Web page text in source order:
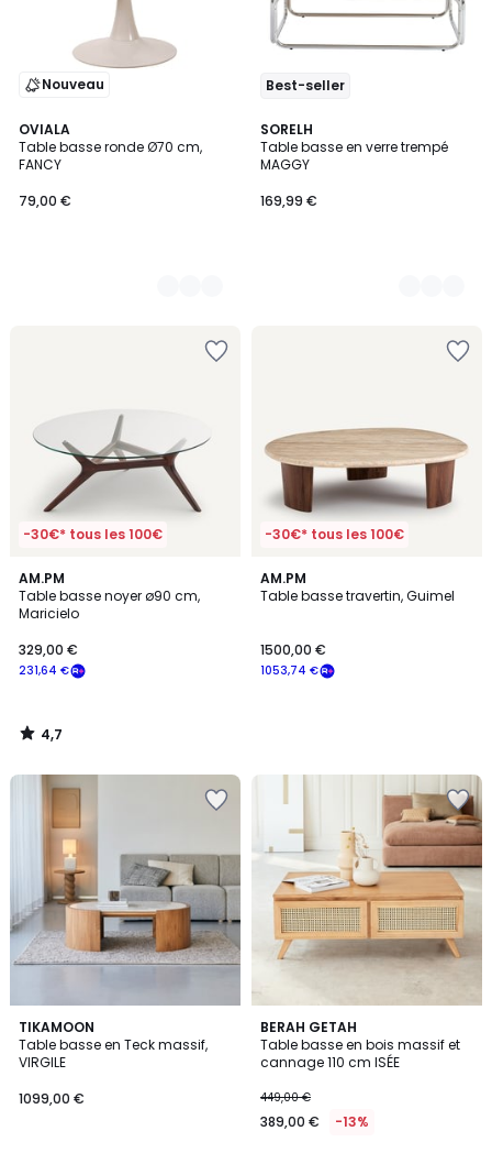
Nouveau
OVIALA
Table basse ronde Ø70 cm,
FANCY
79,00 €
3
Couleurs
Best-seller
SORELH
Table basse en verre trempé
MAGGY
169,99 €
2
Couleurs
-30€* tous les 100€
AM.PM
Table basse noyer ø90 cm,
Maricielo
231,64 €
329,00 €
4,7
/ 5
4,7
/
-30€* tous les 100€
AM.PM
Table basse travertin, Guimel
1053,74 €
1500,00 €
TIKAMOON
Table basse en Teck massif,
VIRGILE
1099,00 €
BERAH GETAH
Table basse en bois massif et
cannage 110 cm ISÉE
449,00 €
389,00 € -13%